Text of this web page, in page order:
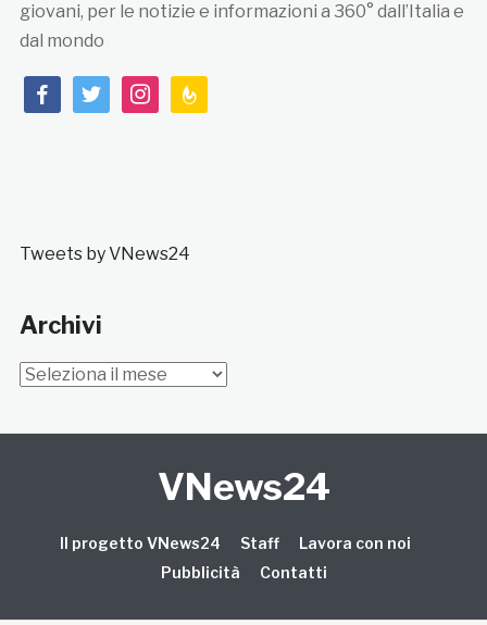
giovani, per le notizie e informazioni a 360° dall’Italia e
dal mondo
facebooktwitterinstagramfeedburner
Tweets by VNews24
Archivi
Archivi
VNews24
Il progetto VNews24 Staff
Lavora con noi
Pubblicità
Contatti